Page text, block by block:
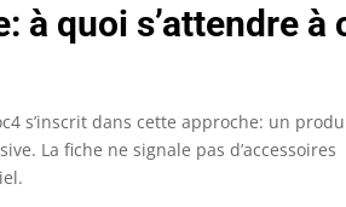
quoi s’attendre à
s’inscrit dans cette approche: un
La fiche ne signale pas d’accessoires